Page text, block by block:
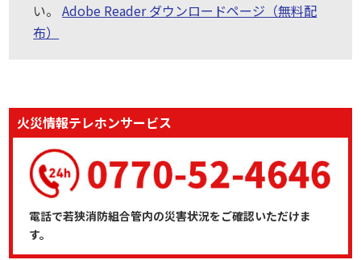
い。Adobe Reader ダウンロードページ（無料配
布）
火災情報テレホンサービス
電話で若狭消防組合管内の災害状況をご確認いただけま
す。